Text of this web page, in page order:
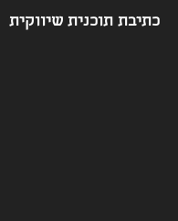
כתיבת תוכנית שיווקית